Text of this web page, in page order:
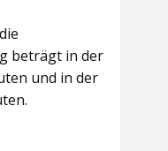
beträgt in der
und in der